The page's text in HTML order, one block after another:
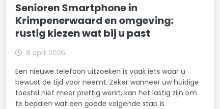
Senioren Smartphone in
Krimpenerwaard en omgeving:
rustig kiezen wat bij u past
8 april 2026
Een nieuwe telefoon uitzoeken is vaak iets waar u
bewust de tijd voor neemt. Zeker wanneer uw huidige
toestel niet meer prettig werkt, kan het lastig zijn om
te bepalen wat een goede volgende stap is.